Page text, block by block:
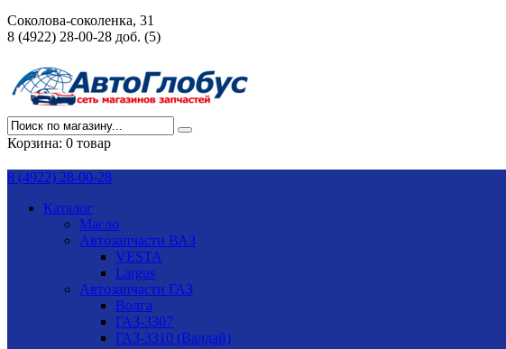
Соколова-соколенка, 31
8 (4922) 28-00-28 доб. (5)
Корзина: 0 товар
8 (4922) 28-00-28
Каталог
Масло
Автозапчасти ВАЗ
VESTA
Largus
Автозапчасти ГАЗ
Волга
ГАЗ-3307
ГАЗ-3310 (Валдай)